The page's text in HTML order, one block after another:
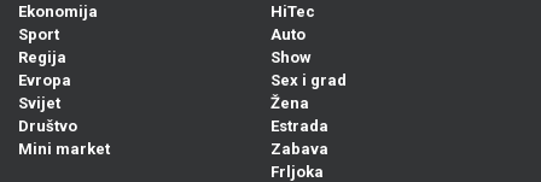
Ekonomija
Sport
Regija
Evropa
Svijet
Društvo
Mini market
HiTec
Auto
Show
Sex i grad
Žena
Estrada
Zabava
Frljoka